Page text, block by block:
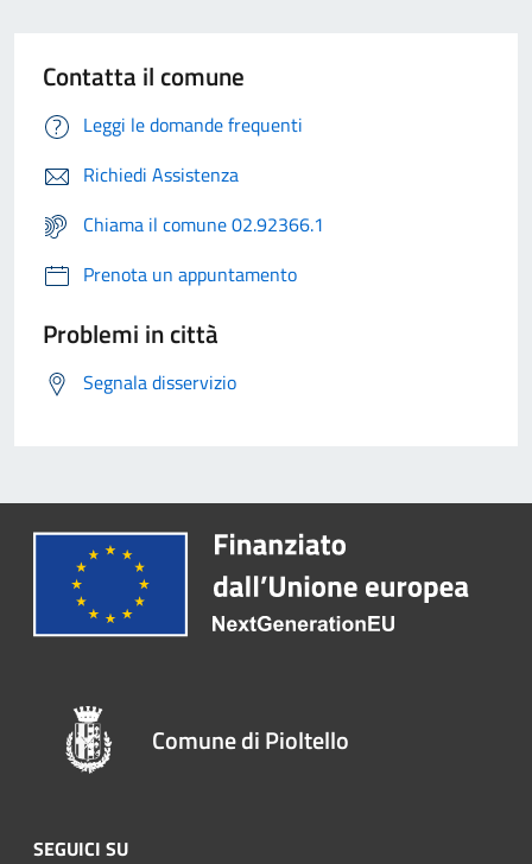
Contatta il comune
Leggi le domande frequenti
Richiedi Assistenza
Chiama il comune 02.92366.1
Prenota un appuntamento
Problemi in città
Segnala disservizio
Comune di Pioltello
SEGUICI SU